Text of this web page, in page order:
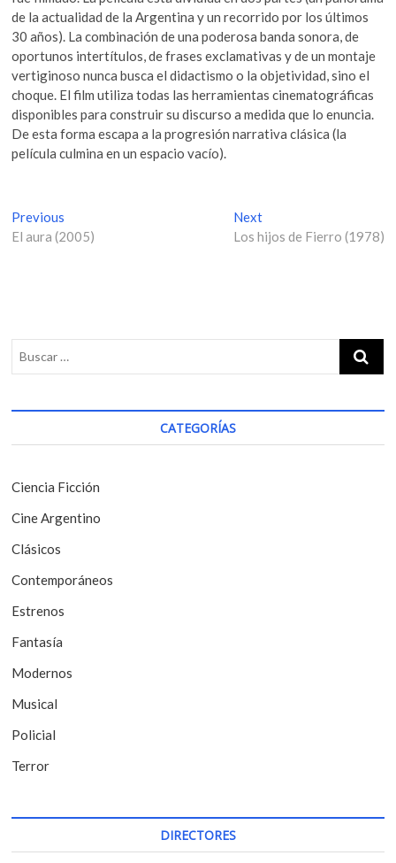
de la actualidad de la Argentina y un recorrido por los últimos
30 años). La combinación de una poderosa banda sonora, de
oportunos intertítulos, de frases exclamativas y de un montaje
vertiginoso nunca busca el didactismo o la objetividad, sino el
choque. El film utiliza todas las herramientas cinematográficas
disponibles para construir su discurso a medida que lo enuncia.
De esta forma escapa a la progresión narrativa clásica (la
película culmina en un espacio vacío).
N
a
g
a
i
ó
n
e
e
n
t
r
a
d
a
s
Previous
r
p
s
:
El aura (2005)
NextN
e
:
Los hijos de Fierro (1978)
CATEGORÍAS
Ciencia Ficción
Cine Argentino
Clásicos
Contemporáneos
Estrenos
Fantasía
Modernos
Musical
Policial
Terror
DIRECTORES